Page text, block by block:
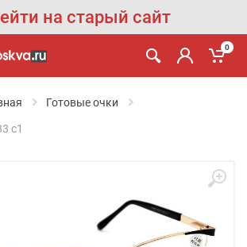
на старый сайт
0
Готовые очки
c1